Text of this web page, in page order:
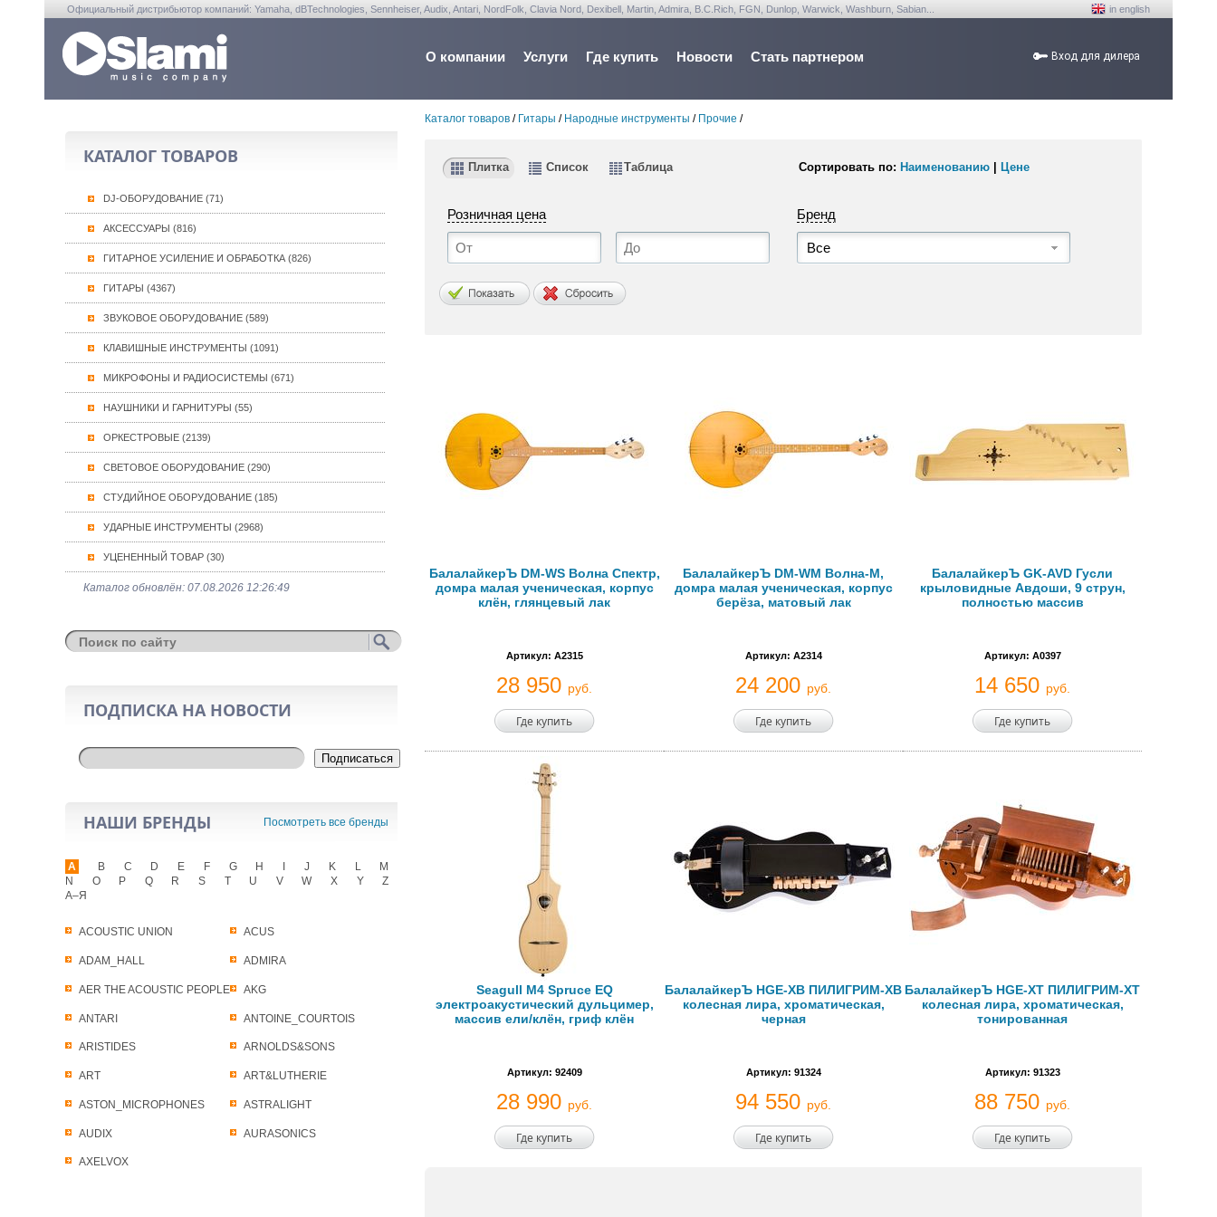
Официальный дистрибьютор компаний: Yamaha, dBTechnologies, Sennheiser, Audix, Antari, NordFolk, Clavia Nord, Dexibell, Martin, Admira, B.C.Rich, FGN, Dunlop, Warwick, Washburn, Sabian... in english
О компании Услуги Где купить Новости Стать партнером Вход для дилера
КАТАЛОГ ТОВАРОВ
DJ-ОБОРУДОВАНИЕ (71)
АКСЕССУАРЫ (816)
ГИТАРНОЕ УСИЛЕНИЕ И ОБРАБОТКА (826)
ГИТАРЫ (4367)
ЗВУКОВОЕ ОБОРУДОВАНИЕ (589)
КЛАВИШНЫЕ ИНСТРУМЕНТЫ (1091)
МИКРОФОНЫ И РАДИОСИСТЕМЫ (671)
НАУШНИКИ И ГАРНИТУРЫ (55)
ОРКЕСТРОВЫЕ (2139)
СВЕТОВОЕ ОБОРУДОВАНИЕ (290)
СТУДИЙНОЕ ОБОРУДОВАНИЕ (185)
УДАРНЫЕ ИНСТРУМЕНТЫ (2968)
УЦЕНЕННЫЙ ТОВАР (30)
Каталог обновлён: 07.08.2026 12:26:49
ПОДПИСКА НА НОВОСТИ
Подписаться
НАШИ БРЕНДЫ Посмотреть все бренды
A
ACOUSTIC UNION ACUS
ADAM_HALL ADMIRA
AER THE ACOUSTIC PEOPLE AKG
ANTARI ANTOINE_COURTOIS
ARISTIDES ARNOLDS&SONS
ART ART&LUTHERIE
ASTON_MICROPHONES ASTRALIGHT
AUDIX AURASONICS
AXELVOX
B C D E F G H J K L
M
N
O P Q R S T U V W X Y
Z
А–Я
Каталог товаров / Гитары / Народные инструменты / Прочие /
Плитка Список Таблица Сортировать по: Наименованию Цене
Розничная цена Бренд
Все
БалалайкерЪ DM-WS Волна Спектр,
домра малая ученическая, корпус
клён, глянцевый лак
Артикул: A2315
28 950 руб.
Где купить
БалалайкерЪ DM-WM Волна-М,
домра малая ученическая, корпус
берёза, матовый лак
Артикул: A2314
24 200 руб.
Где купить
БалалайкерЪ GK-AVD Гусли
крыловидные Авдоши, 9 струн,
полностью массив
Артикул: A0397
14 650 руб.
Где купить
Seagull M4 Spruce EQ
электроакустический дульцимер,
массив ели/клён, гриф клён
Артикул: 92409
28 990 руб.
Где купить
БалалайкерЪ HGE-XB ПИЛИГРИМ-XB
колесная лира, хроматическая,
черная
Артикул: 91324
94 550 руб.
Где купить
БалалайкерЪ HGE-XT ПИЛИГРИМ-XT
колесная лира, хроматическая,
тонированная
Артикул: 91323
88 750 руб.
Где купить